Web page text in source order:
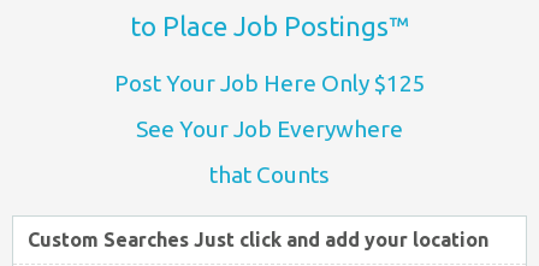
to Place Job Postings™
Post Your Job Here Only $125
See Your Job Everywhere
that Counts
Custom Searches Just click and add your location